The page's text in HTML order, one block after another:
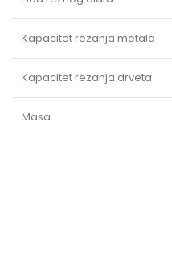
Kapacitet rezanja metala
Kapacitet rezanja drveta
Masa